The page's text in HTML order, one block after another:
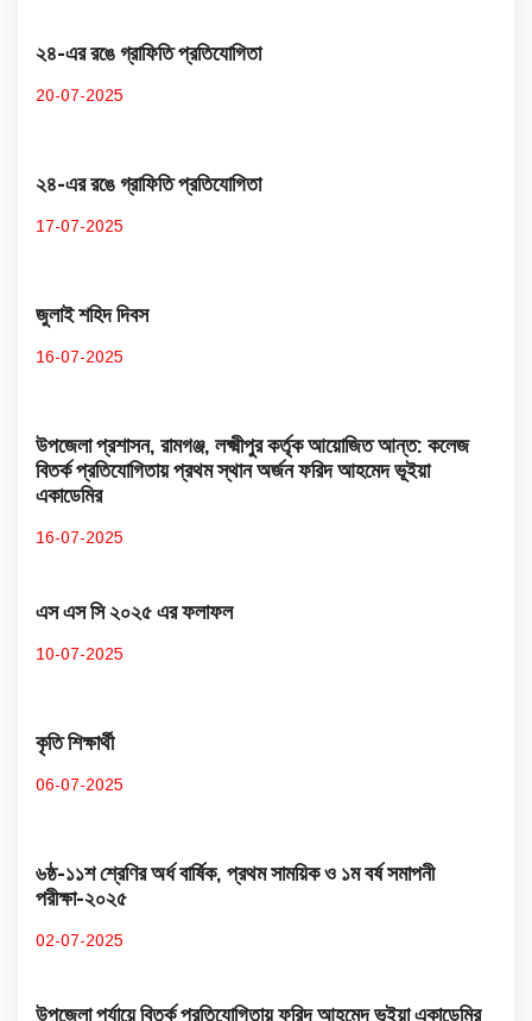
২৪-এর রঙে গ্রাফিতি প্রতিযোগিতা
20-07-2025
২৪-এর রঙে গ্রাফিতি প্রতিযোগিতা
17-07-2025
জুলাই শহিদ দিবস
16-07-2025
উপজেলা প্রশাসন, রামগঞ্জ, লক্ষ্মীপুর কর্তৃক আয়োজিত আন্ত: কলেজ
বিতর্ক প্রতিযোগিতায় প্রথম স্থান অর্জন ফরিদ আহমেদ ভূইয়া
একাডেমির
16-07-2025
এস এস সি ২০২৫ এর ফলাফল
10-07-2025
কৃতি শিক্ষার্থী
06-07-2025
৬ষ্ঠ-১১শ শ্রেণির অর্ধ বার্ষিক, প্রথম সাময়িক ও ১ম বর্ষ সমাপনী
পরীক্ষা-২০২৫
02-07-2025
উপজেলা পর্যায়ে বিতর্ক প্রতিযোগিতায় ফরিদ আহমেদ ভূইয়া একাডেমির